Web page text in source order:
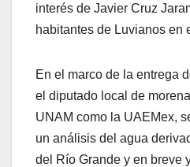
interés de Javier Cruz
habitantes de Luvianos en
En el marco de la entrega
el diputado local de
UNAM como la UAEMex,
un análisis del agua
del Río Grande y en breve